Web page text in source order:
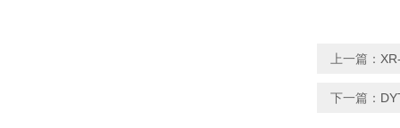
上一篇：
下一篇：